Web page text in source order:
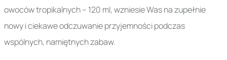
owoców tropikalnych – 120 ml, wzniesie Was na zupełnie
nowy i ciekawe odczuwanie przyjemności podczas
wspólnych, namiętnych zabaw.